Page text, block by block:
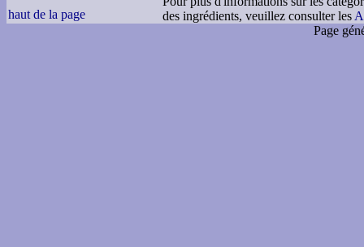
haut de la page
des ingrédients, veuillez consulter les
Page